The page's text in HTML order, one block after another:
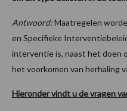
Antwoord:Maatregelen
en Specifieke
interventie is, naast het doen
het voorkomen van herhaling
Hieronder vindt u de vragen